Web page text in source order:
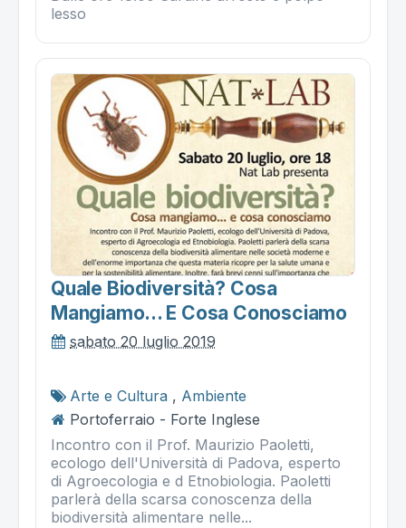
lesso
Quale Biodiversità? Cosa
Mangiamo... E Cosa Conosciamo
sabato 20 luglio 2019
Arte e Cultura , Ambiente
Portoferraio - Forte Inglese
Incontro con il Prof. Maurizio Paoletti,
ecologo dell'Università di Padova, esperto
di Agroecologia e d Etnobiologia. Paoletti
parlerà della scarsa conoscenza della
biodiversità alimentare nelle...